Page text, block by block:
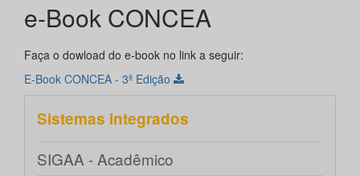
e-Book CONCEA
Faça o dowload do e-book no link a seguir:
E-Book CONCEA - 3ª Edição
Sistemas integrados
SIGAA - Acadêmico